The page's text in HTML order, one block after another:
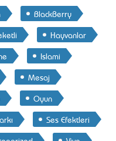
BlackBerry
Hayvanlar
Islami
Mesaj
Oyun
Ses Efektleri